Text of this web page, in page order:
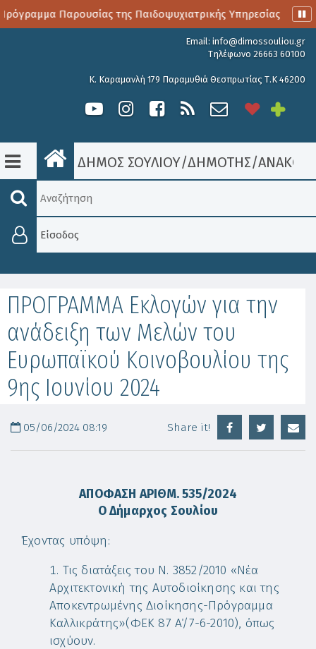
Παρουσίας της Παιδοψυχιατρικής Υπηρεσίας
Email: info@dimossouliou.gr
Τηλέφωνο 26663 60100
Κ. Καραμανλή 179 Παραμυθιά Θεσπρωτίας Τ.Κ 46200
ΔΗΜΟΣ ΣΟΥΛΙΟΥ/ΔΗΜΟΤΗΣ/
Είσοδος
ΠΡΟΓΡΑΜΜΑ Εκλογών για την
ανάδειξη των Μελών του
Ευρωπαϊκού Κοινοβουλίου της
9ης Ιουνίου 2024
05/06/2024 08:19 Share it!
ΑΠΟΦΑΣΗ ΑΡΙΘΜ. 535/2024
O Δήμαρχος Σουλίου
Έχοντας υπόψη:
Τις διατάξεις του Ν. 3852/2010 «Νέα
Αρχιτεκτονική της Αυτοδιοίκησης και της
Αποκεντρωμένης Διοίκησης-Πρόγραμμα
Καλλικράτης»(ΦΕΚ 87 Α΄/7-6-2010), όπως
ισχύουν.